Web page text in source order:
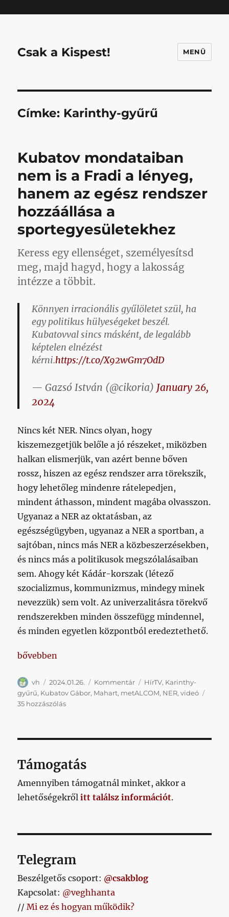
Csak a Kispest! MENÜ
Címke: Karinthy-gyűrű
Kubatov mondataiban
nem is a Fradi a lényeg,
hanem az egész rendszer
hozzáállása a
sportegyesületekhez
Keress egy ellenséget, személyesítsd
meg, majd hagyd, hogy a lakosság
intézze a többit.
Könnyen irracionális gyűlöletet szül, ha
egy politikus hülyeségeket beszél.
Kubatovval sincs másként, de legalább
képtelen elnézést
kérni.https://t.co/X92wGm7OdD
— Gazsó István (@cikoria) January 26,
2024
Nincs két NER. Nincs olyan, hogy
kiszemezgetjük belőle a jó részeket, miközben
halkan elismerjük, van azért benne bőven
rossz, hiszen az egész rendszer arra törekszik,
hogy lehetőleg mindenre rátelepedjen,
mindent áthasson, mindent magába olvasszon.
Ugyanaz a NER az oktatásban, az
egészségügyben, ugyanaz a NER a sportban, a
sajtóban, nincs más NER a közbeszerzésekben,
és nincs más a politikusok megszólalásaiban
sem. Ahogy két Kádár-korszak (létező
szocializmus, kommunizmus, mindegy minek
nevezzük) sem volt. Az univerzalitásra törekvő
rendszerekben minden összefügg mindennel,
és minden egyetlen központból eredeztethető.
„Kubatov mondataiban nem is a Fradi a lényeg,
bővebben
Szerző
vh Közzétéve
2024.01.26. Kategória
Kommentár Címke
HírTV, Karinthy-
gyűrű, Kubatov Gábor, Mahart, metALCOM, NER,videó
35 hozzászólásKubatov
Fradi
a
lényeg,
az
hozzáállása
című
bejegyzéshez
Támogatás
Amennyiben támogatnál minket, akkor a
lehetőségekrőlitt találsz információt.
Telegram
Beszélgetős csoport: @csakblog
Kapcsolat: @veghhanta
//Mi ez és hogyan működik?